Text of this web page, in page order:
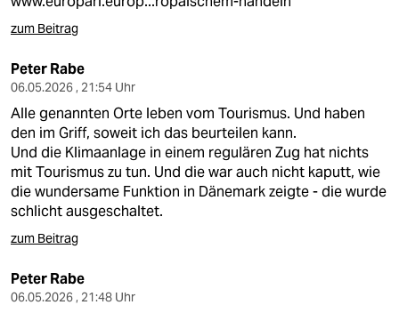
zum Beitrag
Peter Rabe
06.05.2026 , 21:54 Uhr
Alle genannten Orte leben vom Tourismus. Und haben
den im Griff, soweit ich das beurteilen kann.
Und die Klimaanlage in einem regulären Zug hat nichts
mit Tourismus zu tun. Und die war auch nicht kaputt, wie
die wundersame Funktion in Dänemark zeigte - die wurde
schlicht ausgeschaltet.
zum Beitrag
Peter Rabe
06.05.2026 , 21:48 Uhr